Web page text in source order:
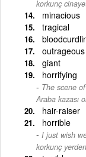
korkunç
minacious
tragical
outrageous
giant
horrifying
The scene
Araba kazası
hair-raiser
horrible
I just wish
korkunç